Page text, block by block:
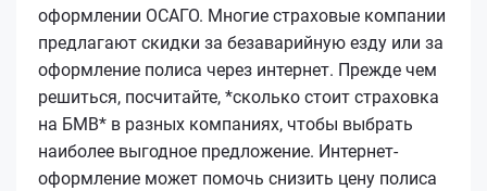
оформлении ОСАГО. Многие страховые компании
предлагают скидки за безаварийную езду или за
оформление полиса через интернет. Прежде чем
решиться, посчитайте, *сколько стоит страховка
на БМВ* в разных компаниях, чтобы выбрать
наиболее выгодное предложение. Интернет-
оформление может помочь снизить цену полиса